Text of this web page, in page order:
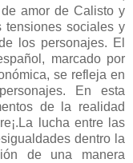
amor de Calisto y
tensiones sociales y
los personajes. El
marcado por
se refleja en
En esta
de la realidad
lucha entre las
dentro la
de una manera